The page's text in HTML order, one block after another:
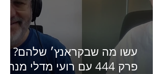
עשו מה שבקראנץ׳ שלהם?
פרק 444 עם רועי מדלי מנהל